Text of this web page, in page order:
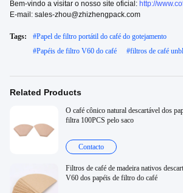
Bem-vindo a visitar o nosso site oficial: http://
E-mail: sales-zhou@zhizhengpack.com
Tags: #Papel de filtro portátil do café do gotejamento
#Papéis de filtro V60 do café #filtros de café
Related Products
O café cônico natural descartável dos
filtra 100PCS pelo saco
Contacto
Filtros de café de madeira nativos
V60 dos papéis de filtro do café